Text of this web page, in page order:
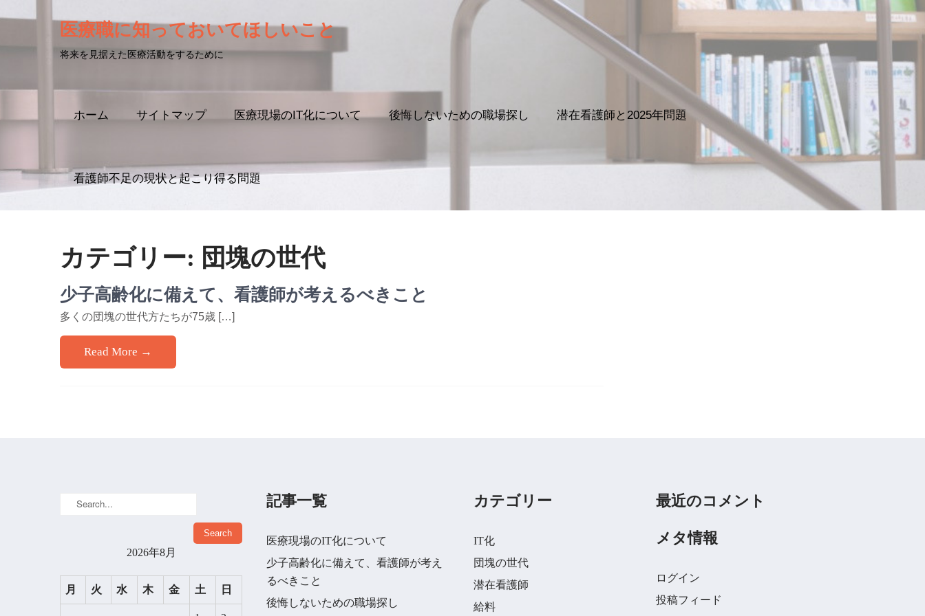
医療職に知っておいてほしいこと
将来を見据えた医療活動をするために
ホーム サイトマップ 医療現場のIT化について 後悔しないための職場探し 潜在看護師と2025年問題
看護師不足の現状と起こり得る問題
カテゴリー: 団塊の世代
少子高齢化に備えて、看護師が考えるべきこと
多くの団塊の世代方たちが75歳 […]
Read More →
2026年8月
月 火 水 木 金 土 日
記事一覧
医療現場のIT化について
少子高齢化に備えて、看護師が考え
るべきこと
後悔しないための職場探し
カテゴリー
IT化
団塊の世代
潜在看護師
給料
最近のコメント
メタ情報
ログイン
投稿フィード